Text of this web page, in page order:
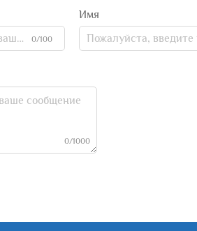
0/100
Имя
0/1000